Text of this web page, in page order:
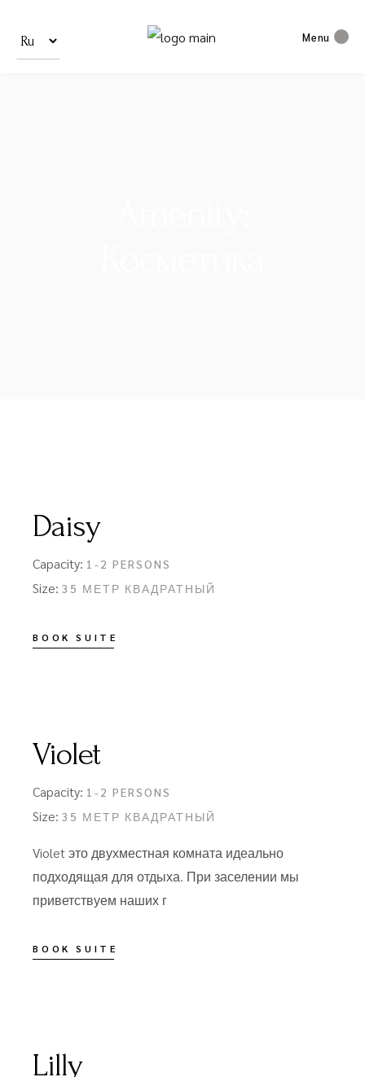
язык Menu
Daisy
Capacity: 1-2 PERSONS
Size:35 МЕТР КВАДРАТНЫЙ
BOOK SUITE
Violet
Capacity: 1-2 PERSONS
Size:35 МЕТР КВАДРАТНЫЙ
Violet это двухместная комната идеально
подходящая для отдыха. При заселении мы
приветствуем наших г
BOOK SUITE
Lilly